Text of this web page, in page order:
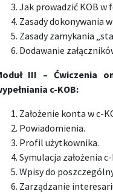
Jak prowadzić KOB w
Zasady dokonywania
Zasady zamykania
Dodawanie
III – Ćwiczenia
c-KOB:
Założenie konta w c-
Powiadomienia.
Profil użytkownika.
Symulacja założenia
Wpisy do
Zarządzanie